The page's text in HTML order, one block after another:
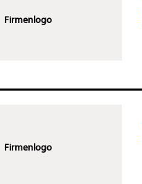
Firmenlogo
Firmenlogo